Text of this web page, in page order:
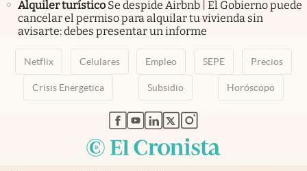
Alquiler turístico Se despide Airbnb | El Gobierno puede
cancelar el permiso para alquilar tu vivienda sin
avisarte: debes presentar un informe
Netflix Celulares Empleo SEPE Precios
Crisis Energetica Subsidio Horóscopo
abre en nueva pestaña
abre en nueva pestaña
abre en nueva pestaña
abre en nueva pestaña
abre en nueva pestaña